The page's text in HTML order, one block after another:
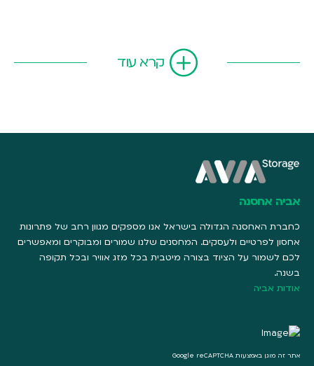
קרא עוד
אביה אחסנה
כחברת האחסנה הגדולה בישראל אנו מספקים מגוון רחב של פתרונות
אחסון לפרטיים ולעסקים. המחסנים שלנו שמורים ומבוקרים ומאפשרים
לכם לשמור על הציוד בצורה מיטבית בכל מזג אוויר ובכל תקופה
בשנה.
אודות אביה
אתר זה מוגן באמצעות Google reCAPTCHA